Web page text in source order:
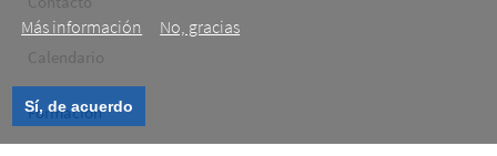
Más información
No, gracias
Sí, de acuerdo
Footer
left
Calendario
Formación